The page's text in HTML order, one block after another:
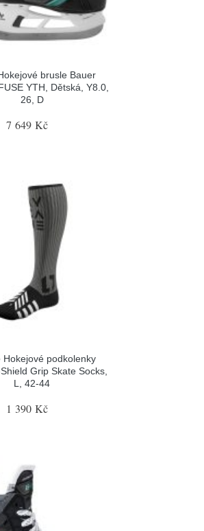
brusle Bauer
YTH, Dětská, Y8.0,
26, D
7 649 Kč
Hokejové podkolenky
Grip Skate Socks,
L, 42-44
1 390 Kč